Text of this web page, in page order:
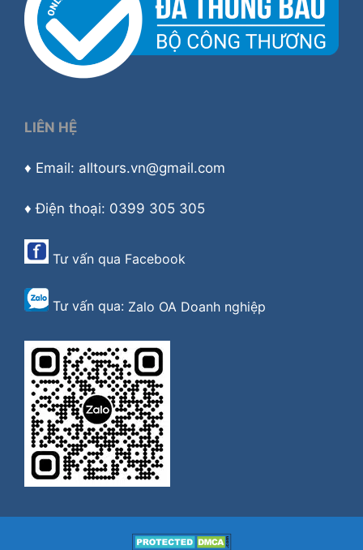
LIÊN HỆ
♦ Email: alltours.vn@gmail.com
♦ Điện thoại: 0399 305 305
Tư vấn qua Facebook
Tư vấn qua: Zalo OA Doanh nghiệp